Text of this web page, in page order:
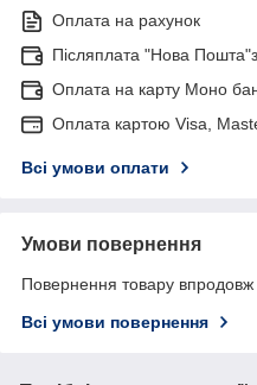
Оплата на рахунок
Післяплата "Нова
Оплата на карту Моно
Оплата картою Visa,
Всі умови оплати
Умови повернення
Повернення товару впродовж
Всі умови повернення